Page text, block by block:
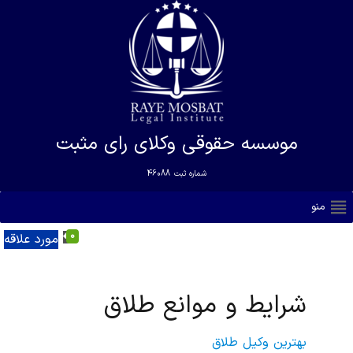
موسسه حقوقی وکلای رای مثبت
شماره ثبت 46088
منو
مورد علاقه 0
شرایط و موانع طلاق
بهترین وکیل طلاق